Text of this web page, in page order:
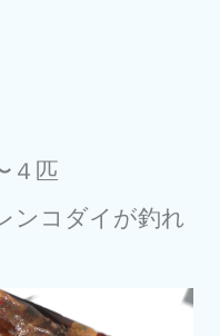
４匹
ンコダイが釣れ